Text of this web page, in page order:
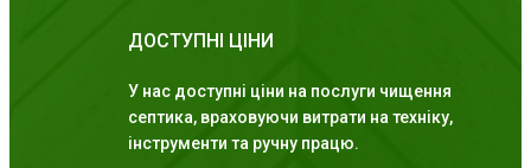
ДОСТУПНІ ЦІНИ
У нас доступні ціни на послуги чищення
септика, враховуючи витрати на техніку,
інструменти та ручну працю.